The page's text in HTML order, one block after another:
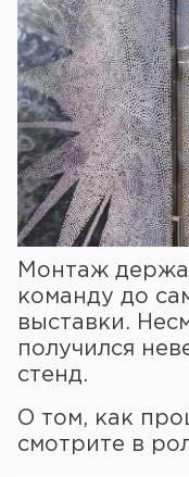
Монтаж
команду до
выставки.
получился
стенд.
О том, как
смотрите в